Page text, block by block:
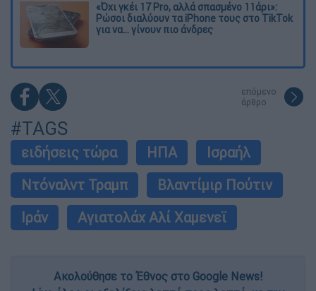
«Όχι γκέι 17 Pro, αλλά σπασμένο 11άρι»:
Ρώσοι διαλύουν τα iPhone τους στο TikTok
για να... γίνουν πιο άνδρες
επόμενο
άρθρο
#TAGS
ειδήσεις τώρα ΗΠΑ
Ισραήλ
Ντόναλντ Τραμπ
Βλαντίμιρ Πούτιν
Ιράν
Αγιατολάχ Αλί Χαμενεϊ
Ακολούθησε το Έθνος στο Google News!